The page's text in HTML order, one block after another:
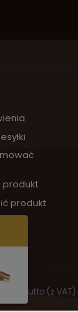
produkt
produkt
brutto (z VAT).